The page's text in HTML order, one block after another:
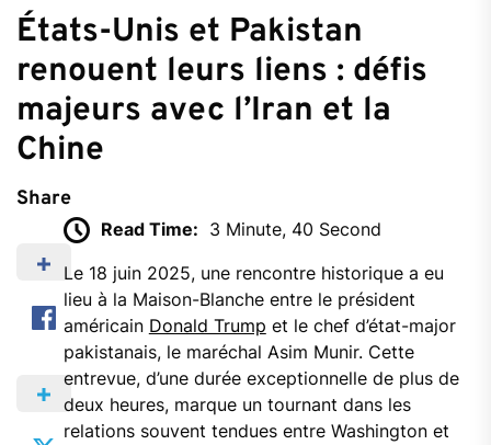
États-Unis et Pakistan
renouent leurs liens : défis
majeurs avec l’Iran et la
Chine
Share
Read Time: 3 Minute, 40 Second
Le 18 juin 2025, une rencontre historique a eu
lieu à la Maison-Blanche entre le président
américain Donald Trump et le chef d’état-major
pakistanais, le maréchal Asim Munir. Cette
entrevue, d’une durée exceptionnelle de plus de
deux heures, marque un tournant dans les
relations souvent tendues entre Washington et